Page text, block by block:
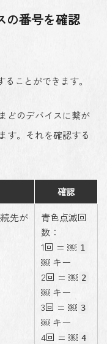
の番号を確認
ことができます。
どのデバイスに繋が
す。それを確認する
確認
先が
青色点滅回
数：
1回 = ￼ 1
￼ キー
2回 = ￼ 2
￼ キー
3回 = ￼ 3
￼ キー
4回 = ￼ 4